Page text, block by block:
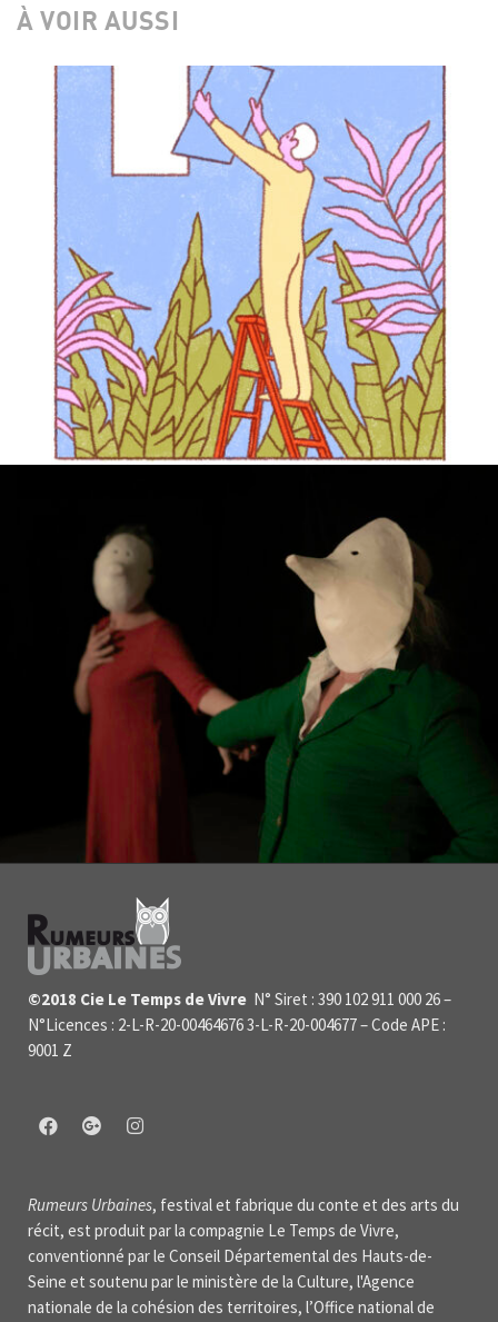
À VOIR AUSSI
©2018 Cie Le Temps de Vivre  N° Siret : 390 102 911 000 26 –
N°Licences : 2-L-R-20-00464676 3-L-R-20-004677 – Code APE :
9001 Z
Rumeurs Urbaines, festival et fabrique du conte et des arts du
récit, est produit par la compagnie Le Temps de Vivre,
conventionné par le Conseil Départemental des Hauts-de-
Seine et soutenu par le ministère de la Culture, l'Agence
nationale de la cohésion des territoires, l’Office national de